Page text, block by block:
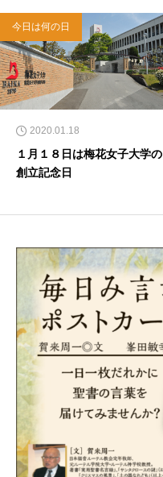
今日は何の日
2020.01.18
１月１８日は梅花女子大学の
創立記念日